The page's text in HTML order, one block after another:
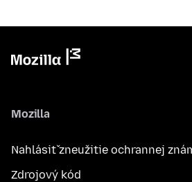
Mozilla
Nahlásiť zneužitie ochrannej
Zdrojový kód